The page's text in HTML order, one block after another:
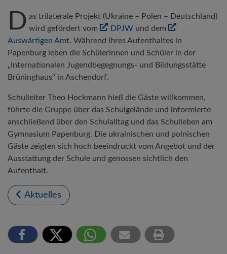
D as trilaterale Projekt (Ukraine – Polen – Deutschland)
wird gefördert vom
DPJW und dem
Auswärtigen Amt. Während ihres Aufenthaltes in
Papenburg leben die Schülerinnen und Schüler in der
„Internationalen Jugendbegegnungs- und Bildungsstätte
Brüninghaus“ in Aschendorf.
Schulleiter Theo Hockmann hieß die Gäste willkommen,
führte die Gruppe über das Schulgelände und informierte
anschließend über den Schulalltag und das Schulleben am
Gymnasium Papenburg. Die ukrainischen und polnischen
Gäste zeigten sich hoch beeindruckt vom Angebot und der
Ausstattung der Schule und genossen sichtlich den
Aufenthalt.
Aktuelles